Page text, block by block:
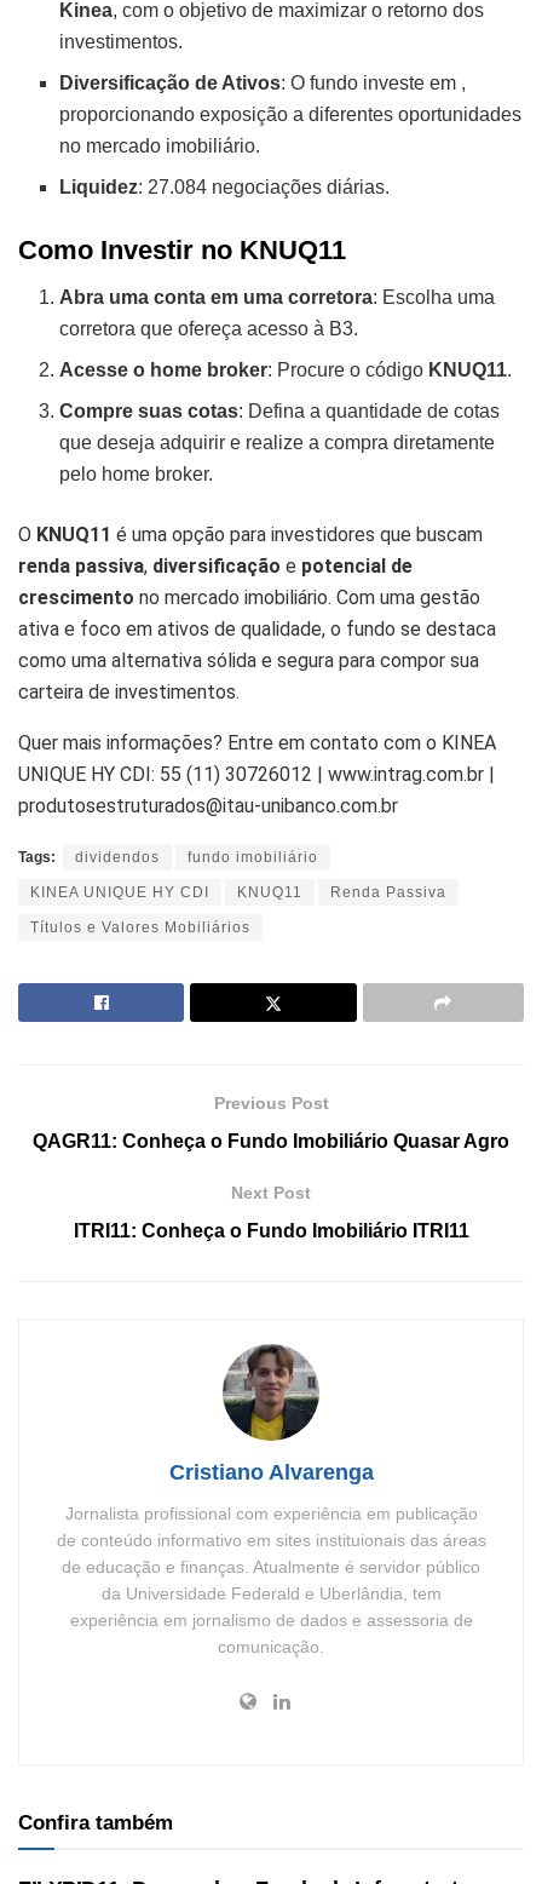
Kinea, com o objetivo de maximizar o retorno dos
investimentos.
Diversificação de Ativos: O fundo investe em ,
proporcionando exposição a diferentes oportunidades
no mercado imobiliário.
Liquidez: 27.084 negociações diárias.
Como Investir no KNUQ11
Abra uma conta em uma corretora: Escolha uma
corretora que ofereça acesso à B3.
Acesse o home broker: Procure o código KNUQ11.
Compre suas cotas: Defina a quantidade de cotas
que deseja adquirir e realize a compra diretamente
pelo home broker.
O KNUQ11 é uma opção para investidores que buscam
renda passiva, diversificação e potencial de
crescimento no mercado imobiliário. Com uma gestão
ativa e foco em ativos de qualidade, o fundo se destaca
como uma alternativa sólida e segura para compor sua
carteira de investimentos.
Quer mais informações? Entre em contato com o KINEA
UNIQUE HY CDI: 55 (11) 30726012 | www.intrag.com.br |
produtosestruturados@itau-unibanco.com.br
Tags: dividendos fundo imobiliário
KINEA UNIQUE HY CDI KNUQ11 Renda Passiva
Títulos e Valores Mobiliários
Previous Post
QAGR11: Conheça o Fundo Imobiliário Quasar Agro
Next Post
ITRI11: Conheça o Fundo Imobiliário ITRI11
Cristiano Alvarenga
Jornalista profissional com experiência em publicação
de conteúdo informativo em sites instituionais das áreas
de educação e finanças. Atualmente é servidor público
da Universidade Federald e Uberlândia, tem
experiência em jornalismo de dados e assessoria de
comunicação.
Confira também